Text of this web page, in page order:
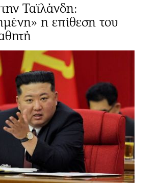
Ταϊλάνδη:
η επίθεση του